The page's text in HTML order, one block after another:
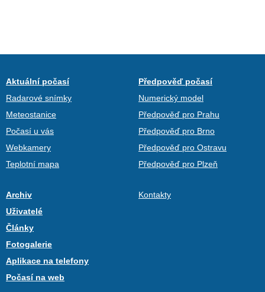
Aktuální počasí
Radarové snímky
Meteostanice
Počasí u vás
Webkamery
Teplotní mapa
Předpověď počasí
Numerický model
Předpověď pro Prahu
Předpověď pro Brno
Předpověď pro Ostravu
Předpověď pro Plzeň
Archiv
Uživatelé
Články
Fotogalerie
Aplikace na telefony
Počasí na web
Kontakty